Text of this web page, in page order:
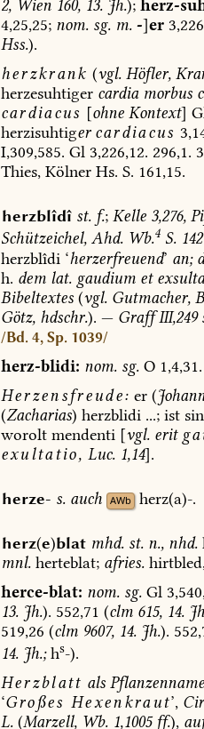
2,Wien160,13.Jh.); herz-
4,25,25; nom.sg.m. -]er
Hss.).
herzkrank (vgl.Höfler,
herzesuhtiger cardiamorbus
cardiacus [ohne Kontext]
herzisuhtiger cardiacus
I,309,585. Gl3,226,12. 296,1.
Thies,KölnerHs. S. 161,15.
herzblîdî st. f.; Kelle 3,276,
Schützeichel, Ahd.Wb.4S.142
herzblîdi‘herzerfreuend’ an;
h. demlat.gaudiumet
Bibeltextes(vgl.Gutmacher,
Götz, hdschr.). — GraffIII,249
/Bd. 4, Sp. 1039/
herz-blidi: nom.sg.O1,4,31.
Herzensfreude: er (
(Zacharias) herzblidi...;ist
woroltmendenti [vgl.erit
exultatio, Luc. 1,14].
herze- s. auch AWb herz(a)-.
herz(e)blat mhd. st. n., nhd.
mnl. herteblat; afries.
herce-blat: nom.sg.Gl
13.Jh.). 552,71 (clm615,14.
519,26 (clm9607, 14.Jh.).
14.Jh.;hs-).
Herzblatt als
‘Großes Hexenkraut’,
L.(Marzell,Wb. 1,1005ff.),